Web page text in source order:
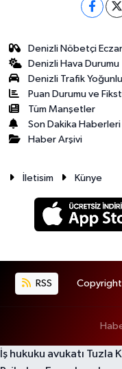
Denizli Nöbetçi
Denizli Hava Durumu
Denizli Trafik
Puan Durumu ve
Tüm Manşetler
Son Dakika Haberleri
Haber Arşivi
İletisim Künye
RSS Copyright
İş hukuku avukatı Tuzla